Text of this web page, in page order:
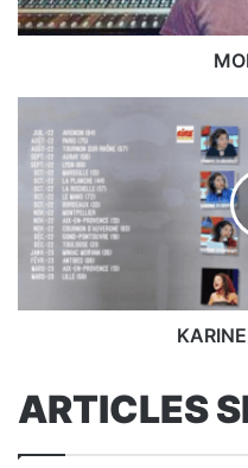
DUBERNET
ARTICLES